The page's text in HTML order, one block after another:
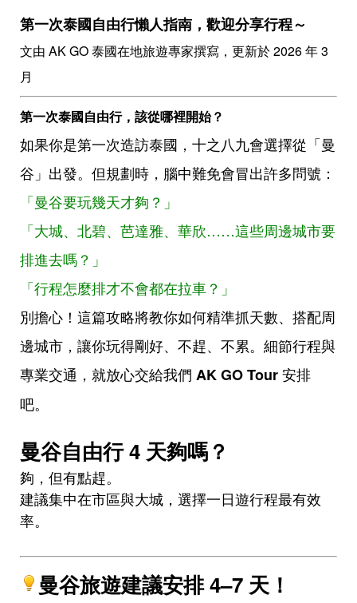
第一次泰國自由行懶人指南，歡迎分享行程～
文由 AK GO 泰國在地旅遊專家撰寫，更新於 2026 年 3
月
第一次泰國自由行，該從哪裡開始？
如果你是第一次造訪泰國，十之八九會選擇從「曼
谷」出發。但規劃時，腦中難免會冒出許多問號：
「曼谷要玩幾天才夠？」
「大城、北碧、芭達雅、華欣……這些周邊城市要
排進去嗎？」
「行程怎麼排才不會都在拉車？」
別擔心！這篇攻略將教你如何精準抓天數、搭配周
邊城市，讓你玩得剛好、不趕、不累。細節行程與
專業交通，就放心交給我們 AK GO Tour安排
吧。
曼谷自由行 4 天夠嗎？
夠，但有點趕。
建議集中在市區與大城，選擇一日遊行程最有效
率。
曼谷旅遊建議安排 4–7 天！